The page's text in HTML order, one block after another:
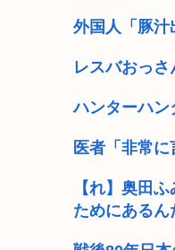
【高市】ゴラム
外国人「豚
レスバおっさ
ハンターハ
医者「非常
【れ】奥田
ためにあるん